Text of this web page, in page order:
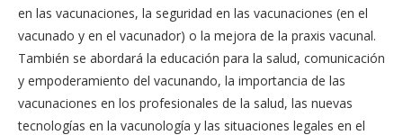
en las vacunaciones, la seguridad en las vacunaciones (en el
vacunado y en el vacunador) o la mejora de la praxis vacunal.
También se abordará la educación para la salud, comunicación
y empoderamiento del vacunando, la importancia de las
vacunaciones en los profesionales de la salud, las nuevas
tecnologías en la vacunología y las situaciones legales en el